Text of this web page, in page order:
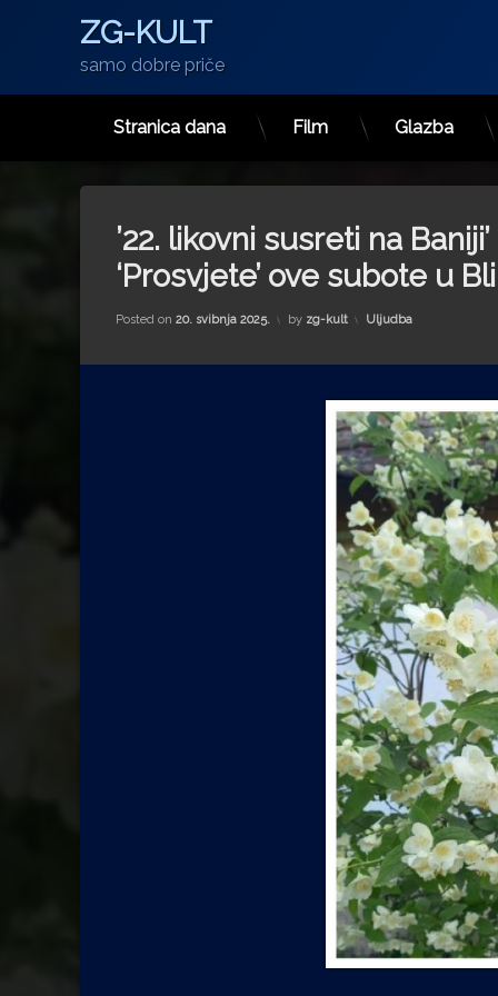
ZG-KULT
samo dobre priče
Stranica dana Film Glazba
’22. likovni susreti na
‘Prosvjete’ ove subote u
Posted on 20. svibnja 2025. by zg-kult Kategorije:
Uljudba